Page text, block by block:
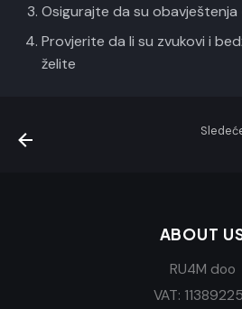
Osigurajte da su obavještenja
Provjerite da li su zvukovi i
želite
ABOUT
RU4M doo
VAT: